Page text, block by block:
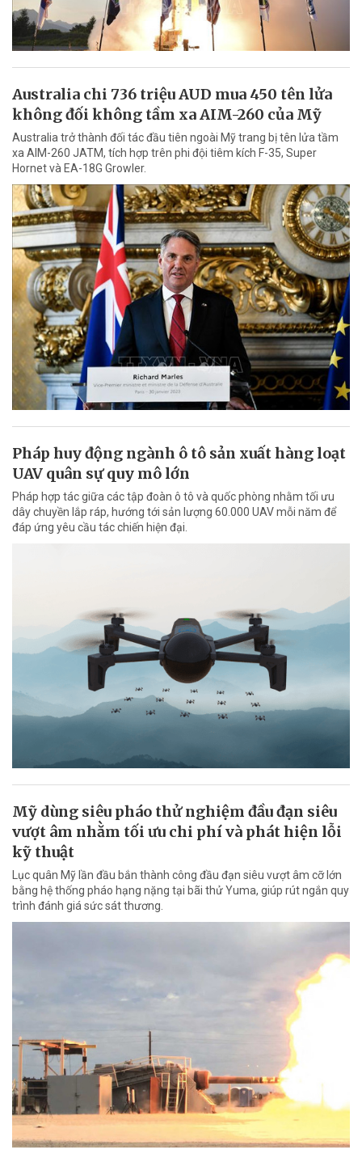
Australia chi 736 triệu AUD mua 450 tên lửa
không đối không tầm xa AIM-260 của Mỹ
Australia trở thành đối tác đầu tiên ngoài Mỹ trang bị tên lửa tầm
xa AIM-260 JATM, tích hợp trên phi đội tiêm kích F-35, Super
Hornet và EA-18G Growler.
Pháp huy động ngành ô tô sản xuất hàng loạt
UAV quân sự quy mô lớn
Pháp hợp tác giữa các tập đoàn ô tô và quốc phòng nhằm tối ưu
dây chuyền lắp ráp, hướng tới sản lượng 60.000 UAV mỗi năm để
đáp ứng yêu cầu tác chiến hiện đại.
Mỹ dùng siêu pháo thử nghiệm đầu đạn siêu
vượt âm nhằm tối ưu chi phí và phát hiện lỗi
kỹ thuật
Lục quân Mỹ lần đầu bắn thành công đầu đạn siêu vượt âm cỡ lớn
bằng hệ thống pháo hạng nặng tại bãi thử Yuma, giúp rút ngắn quy
trình đánh giá sức sát thương.